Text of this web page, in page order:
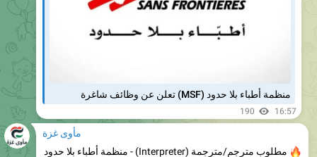
مأوى غزة
مطلوب مترجم/مترجمة (Interpreter) - منظمة أطباء بلا حدود